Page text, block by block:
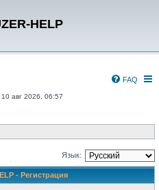
HELP
FAQ
авг 2026, 06:57
Язык:
- Регистрация